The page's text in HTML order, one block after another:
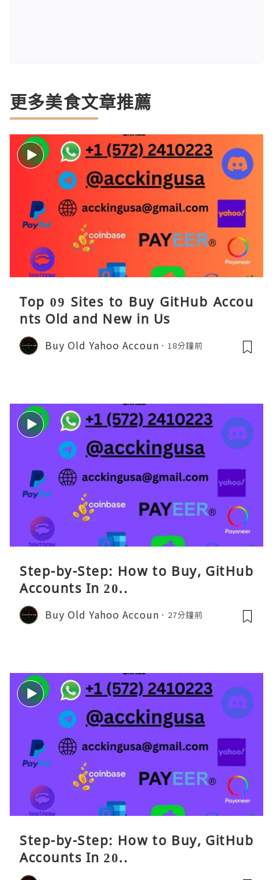
更多美食文章推薦
Top 09 Sites to Buy GitHub Accou
nts Old and New in Us
Buy Old Yahoo Accoun 18分鐘前
Step-by-Step: How to Buy, GitHub
Accounts In 20..
Buy Old Yahoo Accoun 27分鐘前
Step-by-Step: How to Buy, GitHub
Accounts In 20..